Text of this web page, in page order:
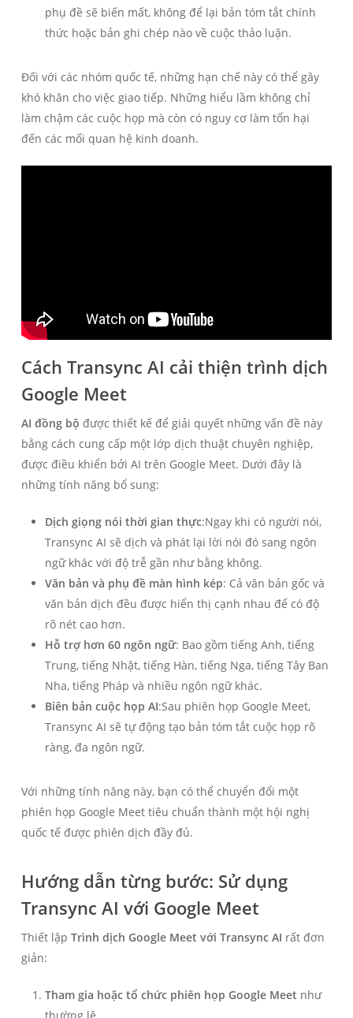
phụ đề sẽ biến mất, không để lại bản tóm tắt chính
thức hoặc bản ghi chép nào về cuộc thảo luận.
Đối với các nhóm quốc tế, những hạn chế này có thể gây
khó khăn cho việc giao tiếp. Những hiểu lầm không chỉ
làm chậm các cuộc họp mà còn có nguy cơ làm tổn hại
đến các mối quan hệ kinh doanh.
Cách Transync AI cải thiện trình dịch
Google Meet
AI đồng bộ được thiết kế để giải quyết những vấn đề này
bằng cách cung cấp một lớp dịch thuật chuyên nghiệp,
được điều khiển bởi AI trên Google Meet. Dưới đây là
những tính năng bổ sung:
Dịch giọng nói thời gian thực:Ngay khi có người nói,
Transync AI sẽ dịch và phát lại lời nói đó sang ngôn
ngữ khác với độ trễ gần như bằng không.
Văn bản và phụ đề màn hình kép: Cả văn bản gốc và
văn bản dịch đều được hiển thị cạnh nhau để có độ
rõ nét cao hơn.
Hỗ trợ hơn 60 ngôn ngữ: Bao gồm tiếng Anh, tiếng
Trung, tiếng Nhật, tiếng Hàn, tiếng Nga, tiếng Tây Ban
Nha, tiếng Pháp và nhiều ngôn ngữ khác.
Biên bản cuộc họp AI:Sau phiên họp Google Meet,
Transync AI sẽ tự động tạo bản tóm tắt cuộc họp rõ
ràng, đa ngôn ngữ.
Với những tính năng này, bạn có thể chuyển đổi một
phiên họp Google Meet tiêu chuẩn thành một hội nghị
quốc tế được phiên dịch đầy đủ.
Hướng dẫn từng bước: Sử dụng
Transync AI với Google Meet
Thiết lập Trình dịch Google Meet với Transync AI rất đơn
giản:
Tham gia hoặc tổ chức phiên họp Google Meet như